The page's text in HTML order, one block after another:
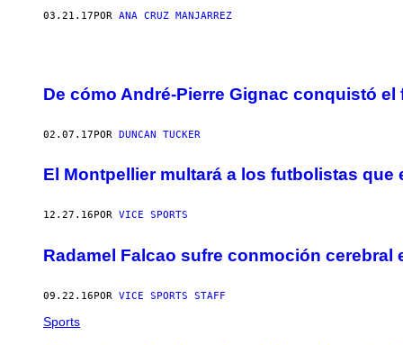
03.21.17 POR ANA CRUZ MANJARREZ
De cómo André-Pierre Gignac conquistó
02.07.17POR DUNCAN TUCKER
El Montpellier multará a los futbolistas que
12.27.16 POR VICE SPORTS
Radamel Falcao sufre conmoción cerebral
09.22.16POR VICE SPORTS STAFF
Sports